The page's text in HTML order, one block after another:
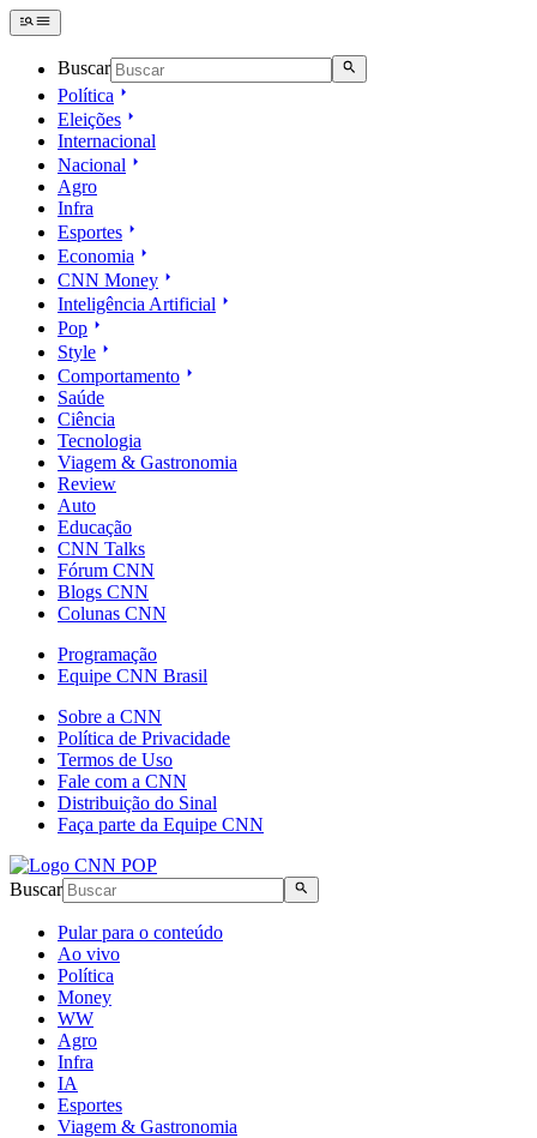
Buscar
Política
Eleições
Internacional
Nacional
Agro
Infra
Esportes
Economia
CNN Money
Inteligência Artificial
Pop
Style
Comportamento
Saúde
Ciência
Tecnologia
Viagem & Gastronomia
Review
Auto
Educação
CNN Talks
Fórum CNN
Blogs CNN
Colunas CNN
Programação
Equipe CNN Brasil
Sobre a CNN
Política de Privacidade
Termos de Uso
Fale com a CNN
Distribuição do Sinal
Faça parte da Equipe CNN
Buscar
Pular para o conteúdo
Ao vivo
Política
Money
WW
Agro
Infra
IA
Esportes
Viagem & Gastronomia